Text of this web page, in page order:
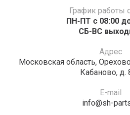
График работы
ПН-ПТ с 08:00
СБ-ВС
Адрес
Московская область,
Кабаново, д.
E-mail
info@sh-